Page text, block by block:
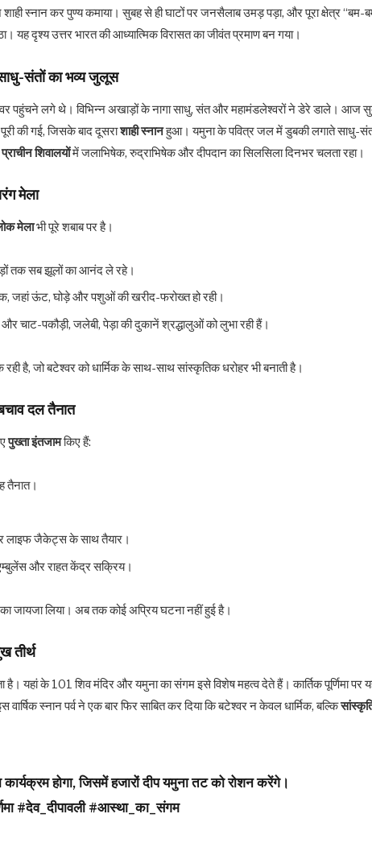
स्नान कर पुण्य कमाया। सुबह से ही घाटों पर जनसैलाब उमड़ पड़ा, और पूरा क्षेत्र “बम-
यह दृश्य उत्तर भारत की आध्यात्मिक विरासत का जीवंत प्रमाण बन गया।
साधु-संतों का भव्य जुलूस
पहुंचने लगे थे। विभिन्न अखाड़ों के नागा साधु, संत और महामंडलेश्वरों ने डेरे डाले। आज
की गई, जिसके बाद दूसराशाही स्नानहुआ। यमुना के पवित्र जल में डुबकी लगाते साधु-
शिवालयोंमें जलाभिषेक, रुद्राभिषेक और दीपदान का सिलसिला दिनभर चलता रहा।
मेला
मेलाभी पूरे शबाब पर है।
तक सब झूलों का आनंद ले रहे।
जहां ऊंट, घोड़े और पशुओं की खरीद-फरोख्त हो रही।
और चाट-पकौड़ी, जलेबी, पेड़ा की दुकानें श्रद्धालुओं को लुभा रही हैं।
है, जो बटेश्वर को धार्मिक के साथ-साथ सांस्कृतिक धरोहर भी बनाती है।
दल तैनात
पुख्ता इंतजामकिए हैं:
तैनात।
लाइफ जैकेट्स के साथ तैयार।
और राहत केंद्र सक्रिय।
जायजा लिया। अब तक कोई अप्रिय घटना नहीं हुई है।
तीर्थ
है। यहां के 101 शिव मंदिर और यमुना का संगम इसे विशेष महत्व देते हैं। कार्तिक पूर्णिमा पर
वार्षिक स्नान पर्व ने एक बार फिर साबित कर दिया कि बटेश्वर न केवल धार्मिक, बल्कि
होगा, जिसमें हजारों दीप यमुना तट को रोशन करेंगे।
#देव_दीपावली #आस्था_का_संगम